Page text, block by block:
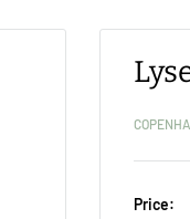
Price: